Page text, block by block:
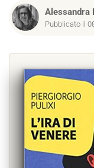
Alessandra
Pubblicato il